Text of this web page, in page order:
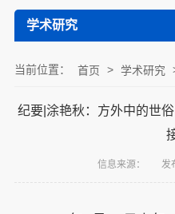
学术研究
当前位置： 首页 > 学术研究
纪要|涂艳秋：方外中的世
信息来源： 发